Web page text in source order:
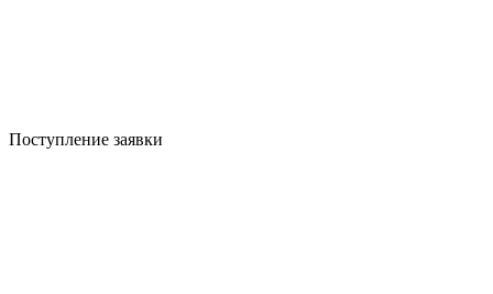
Поступление заявки